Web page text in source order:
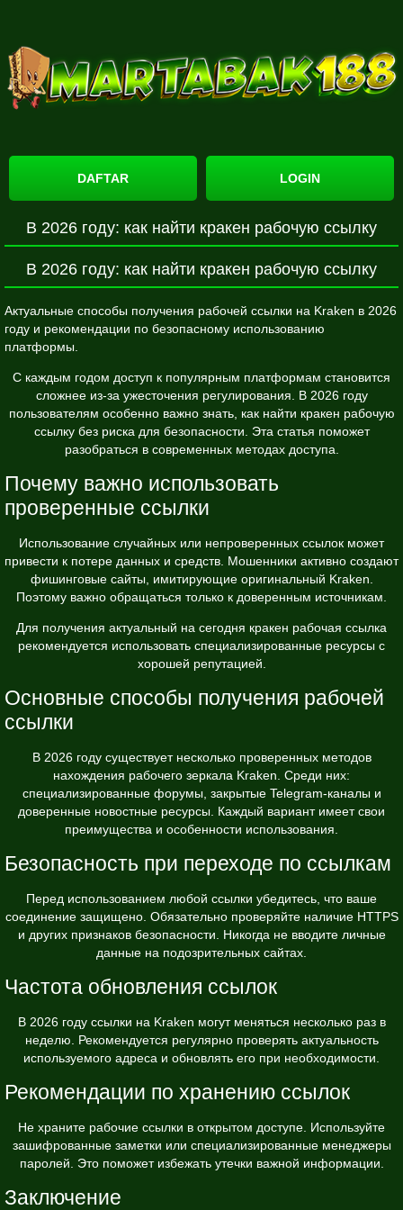
DAFTAR LOGIN
В 2026 году: как найти кракен рабочую ссылку
В 2026 году: как найти кракен рабочую ссылку
Актуальные способы получения рабочей ссылки на Kraken в 2026
году и рекомендации по безопасному использованию
платформы.
С каждым годом доступ к популярным платформам становится
сложнее из-за ужесточения регулирования. В 2026 году
пользователям особенно важно знать, как найти кракен рабочую
ссылку без риска для безопасности. Эта статья поможет
разобраться в современных методах доступа.
Почему важно использовать
проверенные ссылки
Использование случайных или непроверенных ссылок может
привести к потере данных и средств. Мошенники активно создают
фишинговые сайты, имитирующие оригинальный Kraken.
Поэтому важно обращаться только к доверенным источникам.
Для получения актуальный на сегодня кракен рабочая ссылка
рекомендуется использовать специализированные ресурсы с
хорошей репутацией.
Основные способы получения рабочей
ссылки
В 2026 году существует несколько проверенных методов
нахождения рабочего зеркала Kraken. Среди них:
специализированные форумы, закрытые Telegram-каналы и
доверенные новостные ресурсы. Каждый вариант имеет свои
преимущества и особенности использования.
Безопасность при переходе по ссылкам
Перед использованием любой ссылки убедитесь, что ваше
соединение защищено. Обязательно проверяйте наличие HTTPS
и других признаков безопасности. Никогда не вводите личные
данные на подозрительных сайтах.
Частота обновления ссылок
В 2026 году ссылки на Kraken могут меняться несколько раз в
неделю. Рекомендуется регулярно проверять актуальность
используемого адреса и обновлять его при необходимости.
Рекомендации по хранению ссылок
Не храните рабочие ссылки в открытом доступе. Используйте
зашифрованные заметки или специализированные менеджеры
паролей. Это поможет избежать утечки важной информации.
Заключение